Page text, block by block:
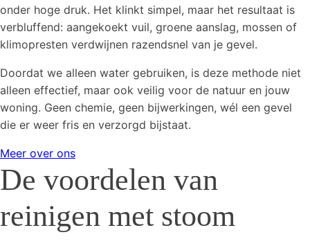
onder hoge druk. Het klinkt simpel, maar het resultaat is
verbluffend: aangekoekt vuil, groene aanslag, mossen of
klimopresten verdwijnen razendsnel van je gevel.
Doordat we alleen water gebruiken, is deze methode niet
alleen effectief, maar ook veilig voor de natuur en jouw
woning. Geen chemie, geen bijwerkingen, wél een gevel
die er weer fris en verzorgd bijstaat.
Meer over ons
De voordelen van
reinigen met stoom